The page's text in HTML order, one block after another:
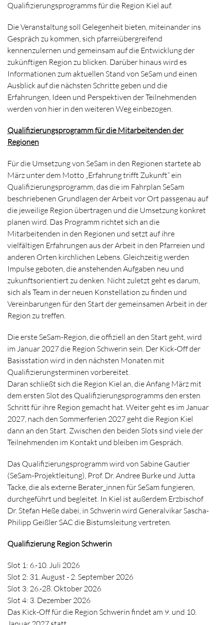
Qualifizierungsprogramms für die Region Kiel auf.
Die Veranstaltung soll Gelegenheit bieten, miteinander ins
Gespräch zu kommen, sich pfarreiübergreifend
kennenzulernen und gemeinsam auf die Entwicklung der
zukünftigen Region zu blicken. Darüber hinaus wird es
Informationen zum aktuellen Stand von SeSam und einen
Ausblick auf die nächsten Schritte geben und die
Erfahrungen, Ideen und Perspektiven der Teilnehmenden
werden von hier in den weiteren Weg einbezogen.
Qualifizierungsprogramm für die Mitarbeitenden der
Regionen
Für die Umsetzung von SeSam in den Regionen startete ab
März unter dem Motto „Erfahrung trifft Zukunft“ ein
Qualifizierungsprogramm, das die im Fahrplan SeSam
beschriebenen Grundlagen der Arbeit vor Ort passgenau auf
die jeweilige Region übertragen und die Umsetzung konkret
planen wird. Das Programm richtet sich an die
Mitarbeitenden in den Regionen und setzt auf ihre
vielfältigen Erfahrungen aus der Arbeit in den Pfarreien und
anderen Orten kirchlichen Lebens. Gleichzeitig werden
Impulse geboten, die anstehenden Aufgaben neu und
zukunftsorientiert zu denken. Nicht zuletzt geht es darum,
sich als Team in der neuen Konstellation zu finden und
Vereinbarungen für den Start der gemeinsamen Arbeit in der
Region zu treffen.
Die erste SeSam-Region, die offiziell an den Start geht, wird
im Januar 2027 die Region Schwerin sein. Der Kick-Off der
Basisstation wird in den nächsten Monaten mit
Qualifizierungsterminen vorbereitet.
Daran schließt sich die Region Kiel an, die Anfang März mit
dem ersten Slot des Qualifizierungsprogramms den ersten
Schritt für ihre Region gemacht hat. Weiter geht es im Januar
2027, nach den Sommerferien 2027 geht die Region Kiel
dann an den Start. Zwischen den beiden Slots sind viele der
Teilnehmenden im Kontakt und bleiben im Gespräch.
Das Qualifizierungsprogramm wird von Sabine Gautier
(SeSam-Projektleitung), Prof. Dr. Andree Burke und Jutta
Tacke, die als externe Berater_innen für SeSam fungieren,
durchgeführt und begleitet. In Kiel ist außerdem Erzbischof
Dr. Stefan Heße dabei, in Schwerin wird Generalvikar Sascha-
Philipp Geißler SAC die Bistumsleitung vertreten.
Qualifizierung Region Schwerin
Slot 1: 6.-10. Juli 2026
Slot 2: 31. August - 2. September 2026
Slot 3: 26.-28. Oktober 2026
Slot 4: 3. Dezember 2026
Das Kick-Off für die Region Schwerin findet am 9. und 10.